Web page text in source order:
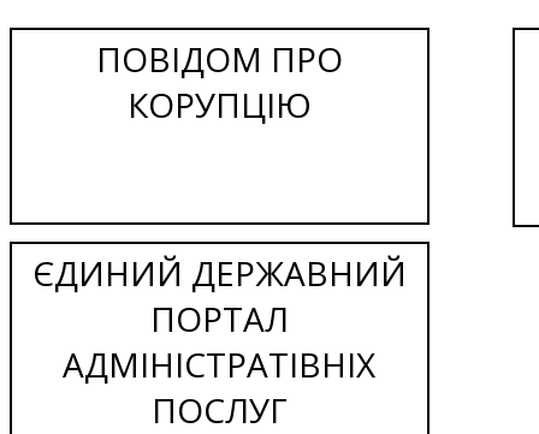
ПОВІДОМ ПРО
КОРУПЦІЮ
ЄДИНИЙ ДЕРЖАВНИЙ
ПОРТАЛ
АДМІНІСТРАТІВНІХ
ПОСЛУГ